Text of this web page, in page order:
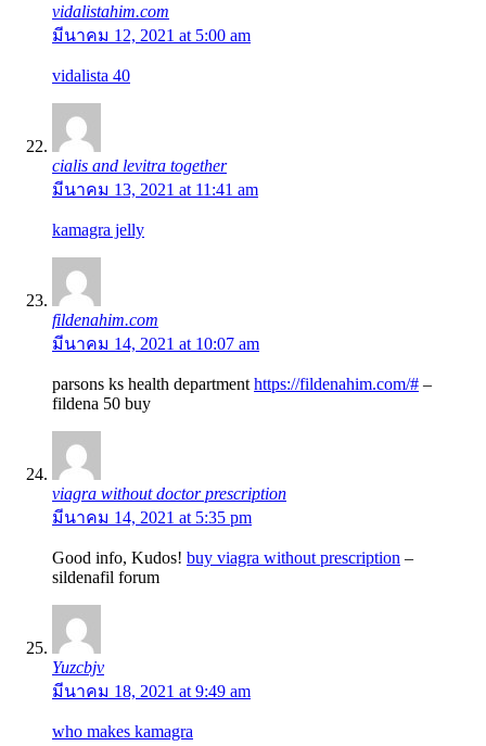
vidalistahim.com
มีนาคม 12, 2021 at 5:00 am
vidalista 40
cialis and levitra together
มีนาคม 13, 2021 at 11:41 am
kamagra jelly
fildenahim.com
มีนาคม 14, 2021 at 10:07 am
parsons ks health department https://fildenahim.com/# –
fildena 50 buy
viagra without doctor prescription
มีนาคม 14, 2021 at 5:35 pm
Good info, Kudos! buy viagra without prescription –
sildenafil forum
Yuzcbjv
มีนาคม 18, 2021 at 9:49 am
who makes kamagra